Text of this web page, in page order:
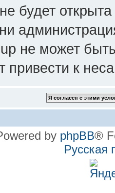
будет
не может
привести к
by phpBB®
Русская